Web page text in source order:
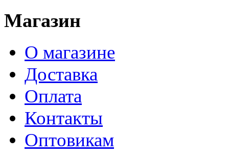
Магазин
О магазине
Доставка
Оплата
Контакты
Оптовикам